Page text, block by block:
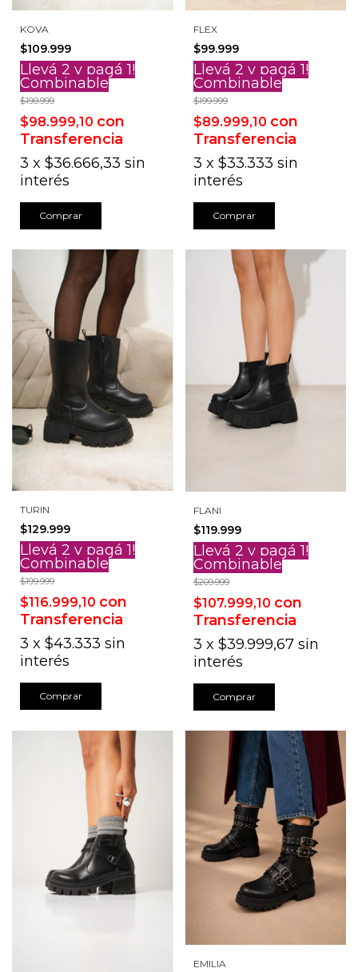
KOVA
$109.999
Llevá 2 y pagá 1!
Combinable
$199.999
$98.999,10 con
Transferencia
3 x $36.666,33 sin
interés
Comprar
FLEX
$99.999
Llevá 2 y pagá 1!
Combinable
$199.999
$89.999,10 con
Transferencia
3 x $33.333 sin
interés
Comprar
TURIN
$129.999
Llevá 2 y pagá 1!
Combinable
$199.999
$116.999,10 con
Transferencia
3 x $43.333 sin
interés
Comprar
FLANI
$119.999
Llevá 2 y pagá 1!
Combinable
$209.999
$107.999,10 con
Transferencia
3 x $39.999,67 sin
interés
Comprar
EMILIA